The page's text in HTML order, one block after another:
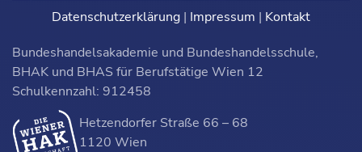
Datenschutzerklärung | Impressum | Kontakt
Bundeshandelsakademie und Bundeshandelsschule,
BHAK und BHAS für Berufstätige Wien 12
Schulkennzahl: 912458
Hetzendorfer Straße 66 – 68
1120 Wien